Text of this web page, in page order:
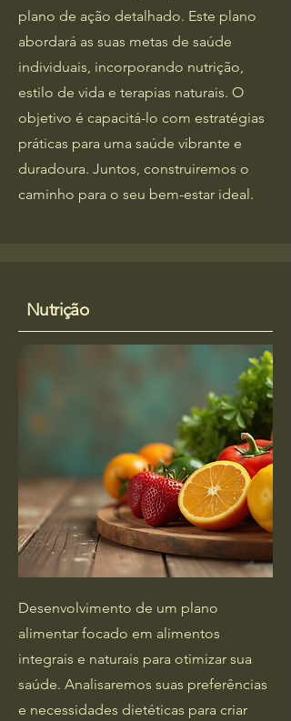
plano de ação detalhado. Este plano
abordará as suas metas de saúde
individuais, incorporando nutrição,
estilo de vida e terapias naturais. O
objetivo é capacitá-lo com estratégias
práticas para uma saúde vibrante e
duradoura. Juntos, construiremos o
caminho para o seu bem-estar ideal.
Nutrição
Desenvolvimento de um plano
alimentar focado em alimentos
integrais e naturais para otimizar sua
saúde. Analisaremos suas preferências
e necessidades dietéticas para criar